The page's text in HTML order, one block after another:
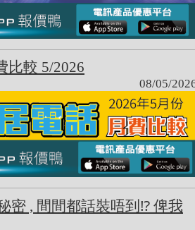
比較 5/2026
08/05/
密 , 間間都話裝唔到⁉ 俾我